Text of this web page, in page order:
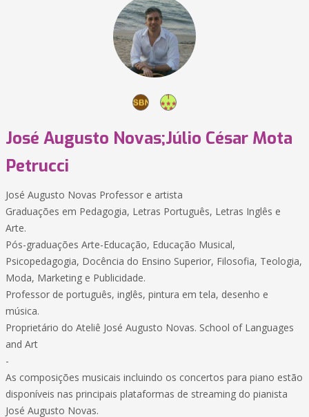
José Augusto Novas;Júlio César Mota
Petrucci
José Augusto Novas Professor e artista
Graduações em Pedagogia, Letras Português, Letras Inglês e
Arte.
Pós-graduações Arte-Educação, Educação Musical,
Psicopedagogia, Docência do Ensino Superior, Filosofia, Teologia,
Moda, Marketing e Publicidade.
Professor de português, inglês, pintura em tela, desenho e
música.
Proprietário do Ateliê José Augusto Novas. School of Languages
and Art
-
As composições musicais incluindo os concertos para piano estão
disponíveis nas principais plataformas de streaming do pianista
José Augusto Novas.